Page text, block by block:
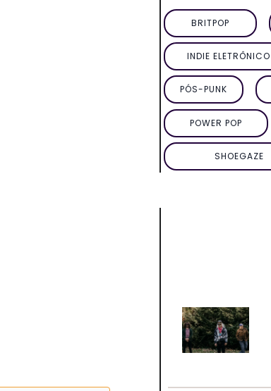
BRITPOP
INDIE ELETRÔNICO
PÓS-PUNK
POWER POP
SHOEGAZE